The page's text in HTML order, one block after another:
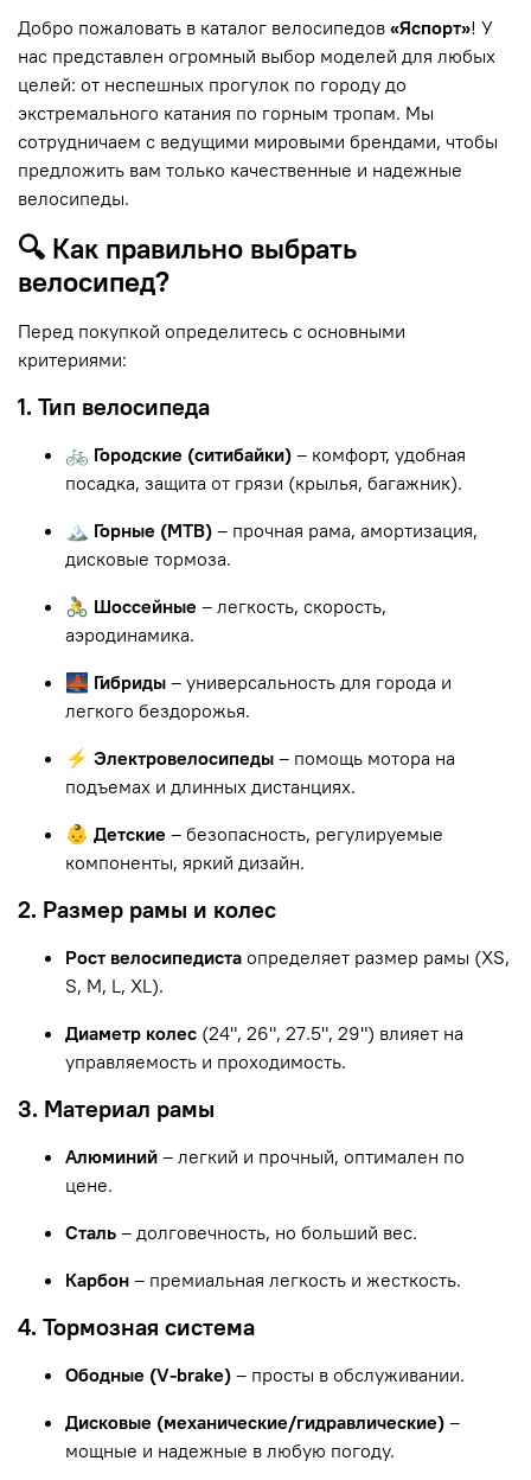
Добро пожаловать в каталог велосипедов «Яспорт»! У
нас представлен огромный выбор моделей для любых
целей: от неспешных прогулок по городу до
экстремального катания по горным тропам. Мы
сотрудничаем с ведущими мировыми брендами, чтобы
предложить вам только качественные и надежные
велосипеды.
🔍 Как правильно выбрать
велосипед?
Перед покупкой определитесь с основными
критериями:
1. Тип велосипеда
🚲 Городские (ситибайки) – комфорт, удобная
посадка, защита от грязи (крылья, багажник).
🏔 Горные (MTB) – прочная рама, амортизация,
дисковые тормоза.
🚴 Шоссейные – легкость, скорость,
аэродинамика.
🌉 Гибриды – универсальность для города и
легкого бездорожья.
⚡ Электровелосипеды – помощь мотора на
подъемах и длинных дистанциях.
👶 Детские – безопасность, регулируемые
компоненты, яркий дизайн.
2. Размер рамы и колес
Рост велосипедиста определяет размер рамы (XS,
S, M, L, XL).
Диаметр колес (24", 26", 27.5", 29") влияет на
управляемость и проходимость.
3. Материал рамы
Алюминий – легкий и прочный, оптимален по
цене.
Сталь – долговечность, но больший вес.
Карбон – премиальная легкость и жесткость.
4. Тормозная система
Ободные (V-brake) – просты в обслуживании.
Дисковые (механические/гидравлические) –
мощные и надежные в любую погоду.